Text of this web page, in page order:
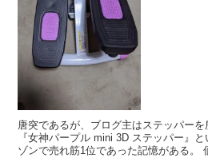
唐突であるが、ブログ主はステッパー
『女神パープル mini 3D ステッパー』
ゾンで売れ筋1位であった記憶がある。